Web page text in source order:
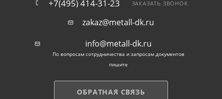
+7(495) 414-31-23 ЗАКАЗАТЬ ЗВОНОК
zakaz@metall-dk.ru
info@metall-dk.ru
По вопросам сотрудничества и запросам документов
пишите
ОБРАТНАЯ СВЯЗЬ